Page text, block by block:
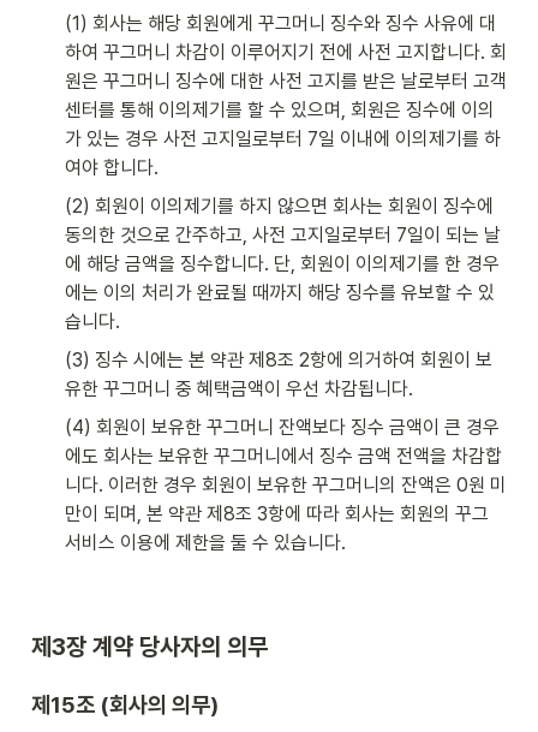
(1) 회사는 해당 회원에게 꾸그머니 징수와 징수 사유에 대
하여 꾸그머니 차감이 이루어지기 전에 사전 고지합니다. 회
원은 꾸그머니 징수에 대한 사전 고지를 받은 날로부터 고객
센터를 통해 이의제기를 할 수 있으며, 회원은 징수에 이의
가 있는 경우 사전 고지일로부터 7일 이내에 이의제기를 하
여야 합니다.
(2) 회원이 이의제기를 하지 않으면 회사는 회원이 징수에
동의한 것으로 간주하고, 사전 고지일로부터 7일이 되는 날
에 해당 금액을 징수합니다. 단, 회원이 이의제기를 한 경우
에는 이의 처리가 완료될 때까지 해당 징수를 유보할 수 있
습니다.
(3) 징수 시에는 본 약관 제8조 2항에 의거하여 회원이 보
유한 꾸그머니 중 혜택금액이 우선 차감됩니다.
(4) 회원이 보유한 꾸그머니 잔액보다 징수 금액이 큰 경우
에도 회사는 보유한 꾸그머니에서 징수 금액 전액을 차감합
니다. 이러한 경우 회원이 보유한 꾸그머니의 잔액은 0원 미
만이 되며, 본 약관 제8조 3항에 따라 회사는 회원의 꾸그
서비스 이용에 제한을 둘 수 있습니다.
제3장 계약 당사자의 의무
제15조 (회사의 의무)